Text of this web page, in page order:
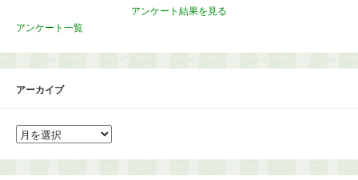
アンケート結果を見る
アンケート一覧
アーカイブ
ア
ー
イ